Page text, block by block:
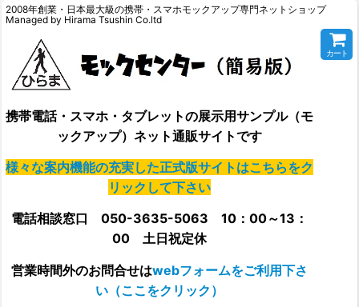
2008年創業・日本最大級の携帯・スマホモックアップ専門ネットショップ
Managed by Hirama Tsushin Co.ltd
携帯電話・スマホ・タブレットの展示用サンプル（モ
ックアップ）ネット通販サイトです
様々な案内機能の充実した正式版サイトはこちらをク
リックして下さい
電話相談窓口 050-3635-5063 10：00～13：
00 土日祝定休
営業時間外のお問合せはwebフォームをご利用下さ
い（ここをクリック）
カート